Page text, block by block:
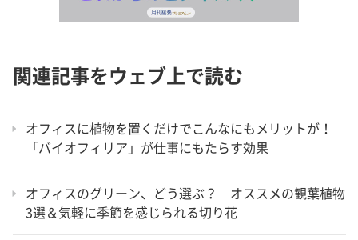
関連記事をウェブ上で読む
オフィスに植物を置くだけでこんなにもメリットが！
「バイオフィリア」が仕事にもたらす効果
オフィスのグリーン、どう選ぶ？ オススメの観葉植物
3選＆気軽に季節を感じられる切り花